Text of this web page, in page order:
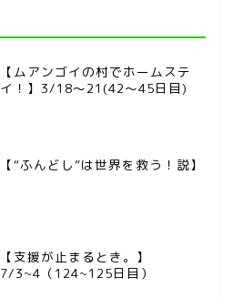
【ムアンゴイの村でホームステ
イ！】3/18～21(42～45日目)
【“ふんどし”は世界を救う！説】
【支援が止まるとき。】
7/3~4（124~125日目）